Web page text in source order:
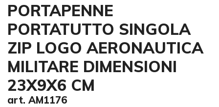
PORTAPENNE
PORTATUTTO SINGOLA
ZIP LOGO AERONAUTICA
MILITARE DIMENSIONI
23X9X6 CM
art. AM1176